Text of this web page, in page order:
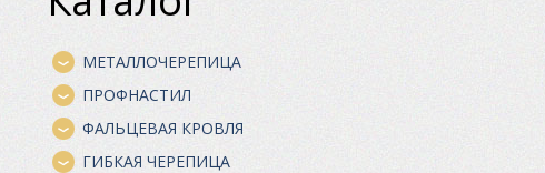
МЕТАЛЛОЧЕРЕПИЦА
ПРОФНАСТИЛ
ФАЛЬЦЕВАЯ КРОВЛЯ
ГИБКАЯ ЧЕРЕПИЦА